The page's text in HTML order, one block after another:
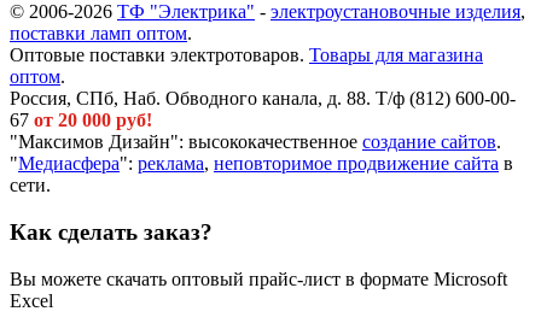
© 2006-2026 ТФ "Электрика" - электроустановочные изделия,
поставки ламп оптом.
Оптовые поставки электротоваров. Товары для магазина
оптом.
Россия, СПб, Наб. Обводного канала, д. 88. Т/ф (812) 600-00-
67 от 20 000 руб!
"Максимов Дизайн": высококачественное создание сайтов.
"Медиасфера": реклама, неповторимое продвижение сайта в
сети.
Как сделать заказ?
Вы можете скачать оптовый прайс-лист в формате Microsoft
Excel